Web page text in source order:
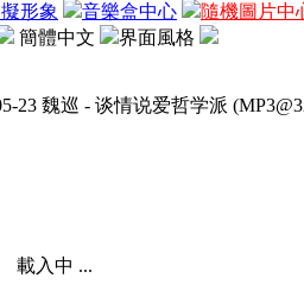
形象 音樂盒中心 隨機圖片中
簡體中文 界面風格
23 魏巡 - 谈情说爱哲学派
載入中 ...